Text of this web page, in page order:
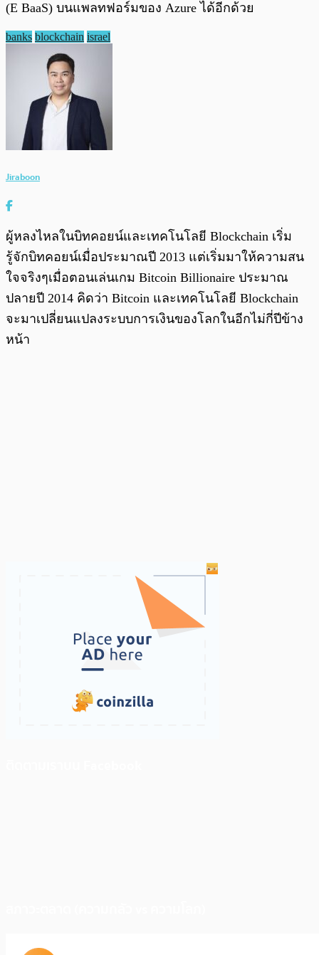
(E BaaS) บนแพลทฟอร์มของ Azure ได้อีกด้วย
banks blockchain israel
Jiraboon
ผู้หลงไหลในบิทคอยน์และเทคโนโลยี Blockchain เริ่ม
รู้จักบิทคอยน์เมื่อประมาณปี 2013 แต่เริ่มมาให้ความสน
ใจจริงๆเมื่อตอนเล่นเกม Bitcoin Billionaire ประมาณ
ปลายปี 2014 คิดว่า Bitcoin และเทคโนโลยี Blockchain
จะมาเปลี่ยนแปลงระบบการเงินของโลกในอีกไม่กี่ปีข้าง
หน้า